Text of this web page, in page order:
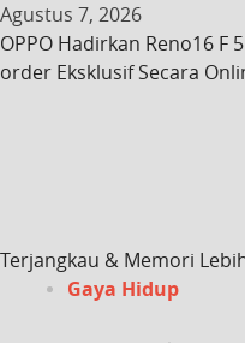
Agustus 7, 2026
OPPO Hadirkan Reno16 F
order Eksklusif Secara
Terjangkau & Memori
Gaya Hidup